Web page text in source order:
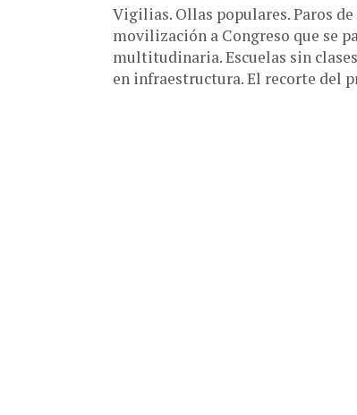
Vigilias. Ollas populares. Paros de
movilización a Congreso que se
multitudinaria. Escuelas sin
en infraestructura. El recorte del